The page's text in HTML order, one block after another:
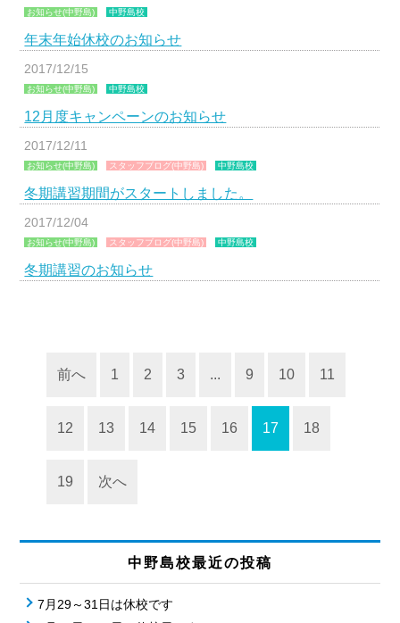
お知らせ(中野島) 中野島校
年末年始休校のお知らせ
2017/12/15
お知らせ(中野島) 中野島校
12月度キャンペーンのお知らせ
2017/12/11
お知らせ(中野島) スタッフブログ(中野島) 中野島校
冬期講習期間がスタートしました。
2017/12/04
お知らせ(中野島) スタッフブログ(中野島) 中野島校
冬期講習のお知らせ
前へ 1 2 3 ... 9 10 11
12 13 14 15 16 17 18
19 次へ
中野島校最近の投稿
7月29～31日は休校です